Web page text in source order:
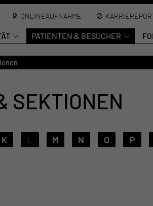
ONLINEAUFNAHME
PATIENTEN & BESUCHER
SEKTIONEN
K L M N O P